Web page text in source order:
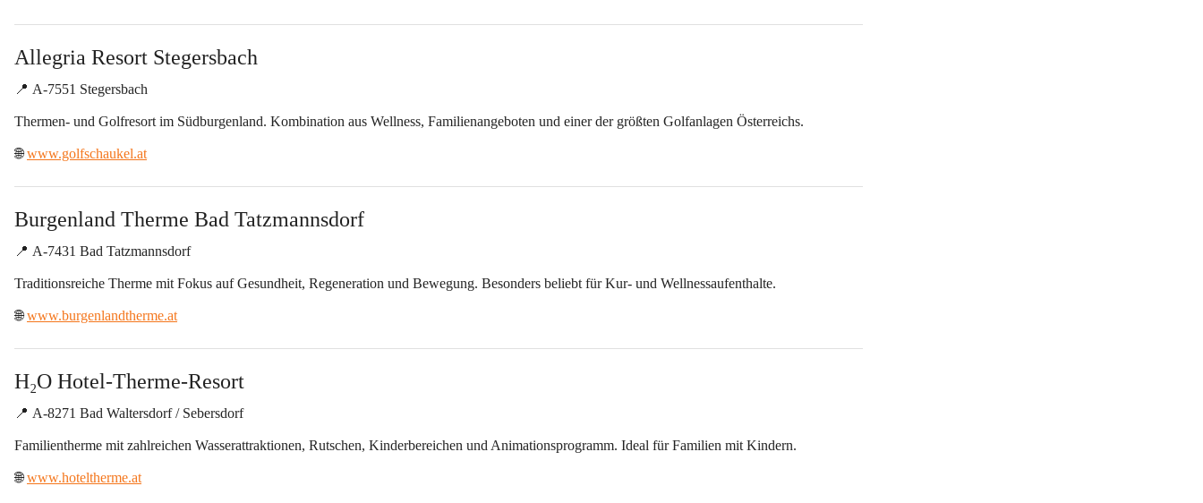
Allegria Resort Stegersbach
📍 A-7551 Stegersbach
Thermen- und Golfresort im Südburgenland. Kombination aus Wellness, Familienangeboten und einer der größten Golfanlagen Österreichs.
🌐 www.golfschaukel.at
Burgenland Therme Bad Tatzmannsdorf
📍 A-7431 Bad Tatzmannsdorf
Traditionsreiche Therme mit Fokus auf Gesundheit, Regeneration und Bewegung. Besonders beliebt für Kur- und Wellnessaufenthalte.
🌐 www.burgenlandtherme.at
H₂O Hotel-Therme-Resort
📍 A-8271 Bad Waltersdorf / Sebersdorf
Familientherme mit zahlreichen Wasserattraktionen, Rutschen, Kinderbereichen und Animationsprogramm. Ideal für Familien mit Kindern.
🌐 www.hoteltherme.at